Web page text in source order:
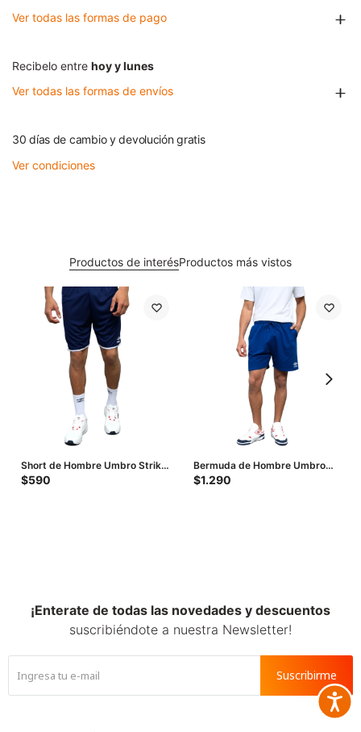
Ver todas las formas de pago
Recibelo entre hoy y lunes
Ver todas las formas de envíos
30 días de cambio y devolución gratis
Ver condiciones
Productos de interésProductos más vistos
Short de Hombre Umbro Strike
- Azul - Blanco
$590
Bermuda de Hombre Umbro
Bas - Azul
$1.290
¡Enterate de todas las novedades y descuentos
suscribiéndote a nuestra Newsletter!
Suscribirme